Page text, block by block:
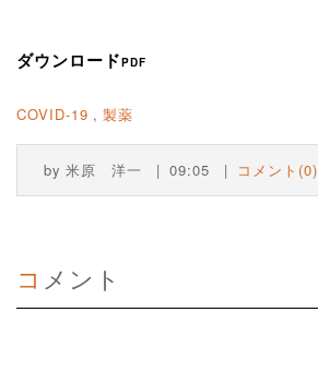
ダウンロードPDF
COVID-19 製薬
by 米原 洋一 09:05 コメント(0)
コメント